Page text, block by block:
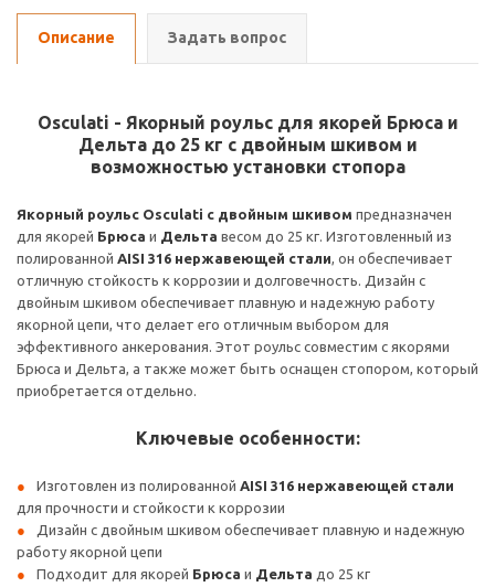
Описание Задать вопрос
Osculati - Якорный роульс для якорей Брюса и
Дельта до 25 кг с двойным шкивом и
возможностью установки стопора
Якорный роульс Osculati с двойным шкивом предназначен
для якорей Брюса и Дельта весом до 25 кг. Изготовленный из
полированной AISI 316 нержавеющей стали, он обеспечивает
отличную стойкость к коррозии и долговечность. Дизайн с
двойным шкивом обеспечивает плавную и надежную работу
якорной цепи, что делает его отличным выбором для
эффективного анкерования. Этот роульс совместим с якорями
Брюса и Дельта, а также может быть оснащен стопором, который
приобретается отдельно.
Ключевые особенности:
Изготовлен из полированной AISI 316 нержавеющей стали
для прочности и стойкости к коррозии
Дизайн с двойным шкивом обеспечивает плавную и надежную
работу якорной цепи
Подходит для якорей Брюса и Дельта до 25 кг